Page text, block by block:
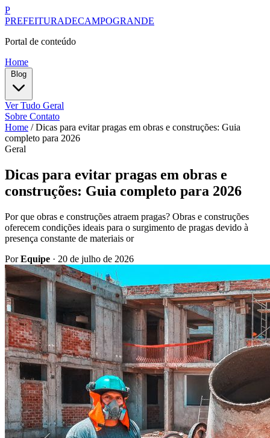
P
PREFEITURADECAMPOGRANDE
Portal de conteúdo
Home
Ver Tudo Geral
Sobre Contato
Home / Dicas para evitar pragas em obras e construções: Guia
completo para 2026
Geral
Dicas para evitar pragas em obras e
construções: Guia completo para 2026
Por que obras e construções atraem pragas? Obras e construções
oferecem condições ideais para o surgimento de pragas devido à
presença constante de materiais or
PorEquipe · 20 de julho de 2026